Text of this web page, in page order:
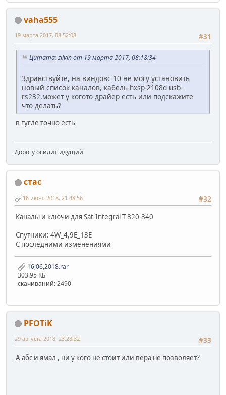
vaha555
#31
19 марта 2017, 08:52:08
Цитата: zlivin от 19 марта 2017, 08:18:34
Здравствуйте, на виндовс 10 не могу установить
новый список каналов, кабель hxsp-2108d usb-
rs232,может у когото драйер есть или подскажите
что делать?
в гугле точно есть
Дорогу осилит идущий
стас
#32
16 июня 2018, 21:48:56
Каналы и ключи для Sat-Integral T 820-840
Спутники: 4W_4,9E_13E
C последними изменениями
16,06,2018.rar
303.95 КБ
скачиваний: 2490
PFOTiK
#33
29 августа 2018, 23:28:32
А абс и ямал , ни у кого не стоит или вера не позволяет?